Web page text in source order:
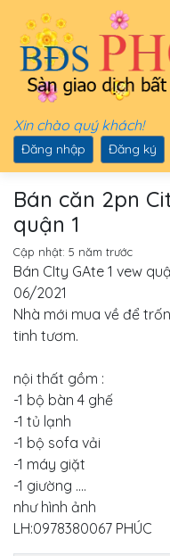
Xin chào quý khách!
Đăng nhập Đăng ký
Bán căn 2pn
quận 1
Cập nhật: 5 năm trước
Bán CIty GAte 1 vew
06/2021
Nhà mới mua về để
tinh tươm.
nội thất gồm :
-1 bộ bàn 4 ghế
-1 tủ lạnh
-1 bộ sofa vải
-1 máy giặt
-1 giường ....
như hình ảnh
LH:0978380067 PHÚC